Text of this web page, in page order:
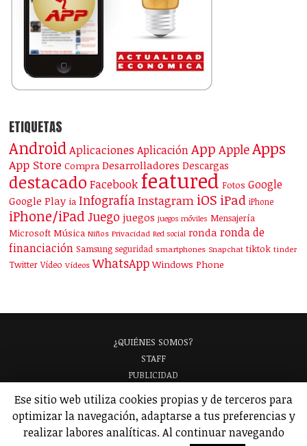
ETIQUETAS
Android Aplicaciones Aplicación App AppleApps
App Store Compra Desarrolladores Descargas
destacado Facebook featured Fotos Google
Google Play ia InfografíaInstagram iOS iPad iPhone
iPhone/iPad Juego juegos juegos móviles Mensajería
Microsoft Música Niños Privacidad Red social ronda ronda de
financiación Samsung seguridad smartphones Snapchat tiktok tinder
Twitter Vídeo Vídeos WhatsApp Windows Phone
¿QUIÉNES SOMOS?
STAFF
PUBLICIDAD
ANALIZAMOS TU APP
GLOSARIO
POLÍTICA DE PRIVACIDAD
AVISO LEGAL
Ese sitio web utiliza cookies propias y de terceros para
optimizar la navegación, adaptarse a tus preferencias y
realizar labores analíticas. Al continuar navegando